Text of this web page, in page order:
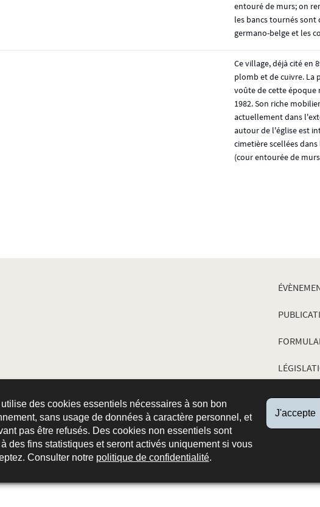
des cookies essentiels nécessaires à son bon
sans usage de données à caractère personnel, et
pas être refusés. Des cookies non essentiels sont
des fins statistiques et seront activés uniquement si vous
Consulter notre politique de confidentialité.
J'accepte
entouré de murs; on
les bancs tournés sont
germano-belge et les
Ce village, déjà cité en
plomb et de cuivre. La
voûte de cette époque
1982. Son riche
actuellement dans
autour de l'église est
cimetière scellées
(cour entourée de
Accessibilité A propos du site Aspects légaux